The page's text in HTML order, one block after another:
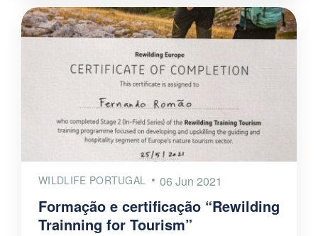
WILDLIFE PORTUGAL 06 Jun 2021
Formação e certificação “Rewilding
Trainning for Tourism”